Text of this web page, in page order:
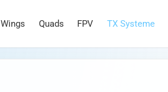
Wings Quads FPV TX Systeme